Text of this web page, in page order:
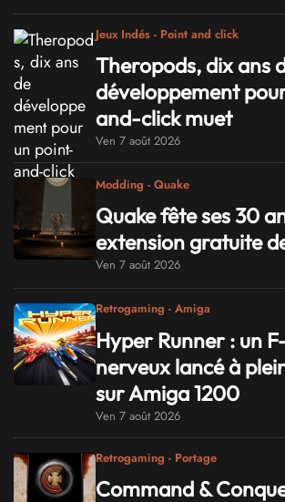
Jeux Indés - Point and click
Theropods, dix ans
développement
and-click muet
Ven 7 août 2026
Modding - Quake
Quake fête ses 30
extension gratuite
Ven 7 août 2026
Retrogaming - Amiga
Hyper Runner : un
nerveux lancé à
sur Amiga 1200
Ven 7 août 2026
Retrogaming - Portage
Command &